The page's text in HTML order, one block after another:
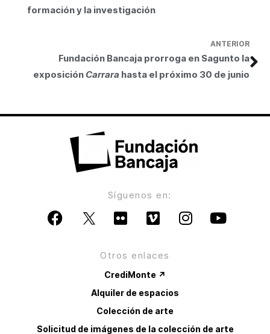
ANTERIOR
Fundación Bancaja prorroga en Sagunto la
exposición Carrara hasta el próximo 30 de junio
formación y la investigación
Síguenos en:
Otros enlaces
CrediMonte ↗
Alquiler de espacios
Colección de arte
Solicitud de imágenes de la colección de arte